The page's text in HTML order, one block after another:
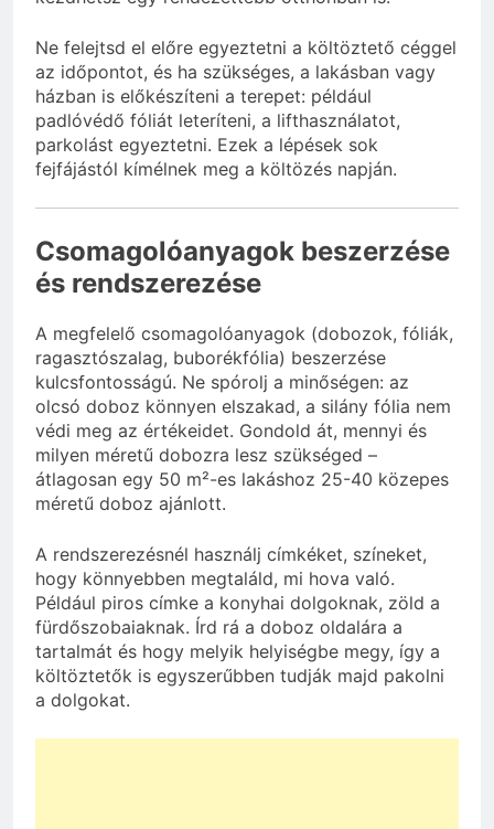
Ne felejtsd el előre egyeztetni a költöztető céggel
az időpontot, és ha szükséges, a lakásban vagy
házban is előkészíteni a terepet: például
padlóvédő fóliát leteríteni, a lifthasználatot,
parkolást egyeztetni. Ezek a lépések sok
fejfájástól kímélnek meg a költözés napján.
Csomagolóanyagok beszerzése
és rendszerezése
A megfelelő csomagolóanyagok (dobozok, fóliák,
ragasztószalag, buborékfólia) beszerzése
kulcsfontosságú. Ne spórolj a minőségen: az
olcsó doboz könnyen elszakad, a silány fólia nem
védi meg az értékeidet. Gondold át, mennyi és
milyen méretű dobozra lesz szükséged –
átlagosan egy 50 m²-es lakáshoz 25-40 közepes
méretű doboz ajánlott.
A rendszerezésnél használj címkéket, színeket,
hogy könnyebben megtaláld, mi hova való.
Például piros címke a konyhai dolgoknak, zöld a
fürdőszobaiaknak. Írd rá a doboz oldalára a
tartalmát és hogy melyik helyiségbe megy, így a
költöztetők is egyszerűbben tudják majd pakolni
a dolgokat.